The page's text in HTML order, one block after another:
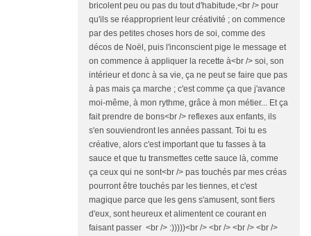
bricolent peu ou pas du tout d'habitude,<br /> pour
qu'ils se réapproprient leur créativité ; on commence
par des petites choses hors de soi, comme des
décos de Noël, puis l'inconscient pige le message et
on commence à appliquer la recette à<br /> soi, son
intérieur et donc à sa vie, ça ne peut se faire que pas
à pas mais ça marche ; c'est comme ça que j'avance
moi-même, à mon rythme, grâce à mon métier... Et ça
fait prendre de bons<br /> reflexes aux enfants, ils
s'en souviendront les années passant. Toi tu es
créative, alors c'est important que tu fasses à ta
sauce et que tu transmettes cette sauce là, comme
ça ceux qui ne sont<br /> pas touchés par mes créas
pourront être touchés par les tiennes, et c'est
magique parce que les gens s'amusent, sont fiers
d'eux, sont heureux et alimentent ce courant en
faisant passer <br /> :)))))<br /> <br /> <br /> <br />